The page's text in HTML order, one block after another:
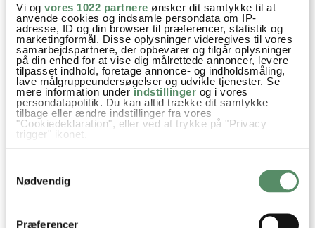
Vi og vores 1022 partnere ønsker dit samtykke til at
anvende cookies og indsamle persondata om IP-
adresse, ID og din browser til præferencer, statistik og
marketingformål. Disse oplysninger videregives til vores
samarbejdspartnere, der opbevarer og tilgår oplysninger
på din enhed for at vise dig målrettede annoncer, levere
tilpasset indhold, foretage annonce- og indholdsmåling,
lave målgruppeundersøgelser og udvikle tjenester. Se
mere information under indstillinger og i vores
persondatapolitik. Du kan altid trække dit samtykke
tilbage eller ændre indstillinger fra vores
"Cookiedeklaration", eller ved at trykke på "Privacy
trigger" ikonet.
Indsamle præcise oplysninger om din placering,
der kan være nøjagtig inden for få meter
Identificere din enhed baseret på en scanning af
Nødvendig
Præferencer